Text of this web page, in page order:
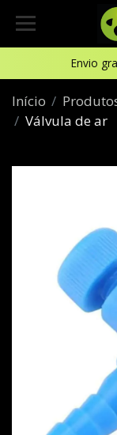
Envio
Início
Válvula de ar